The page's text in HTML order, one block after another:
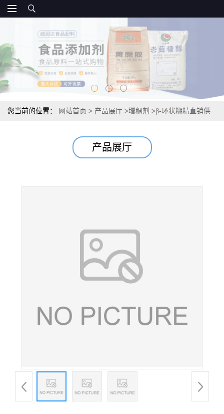
您当前的位置： 网站首页 > 产品展厅 >增稠剂 >β-环状糊精直销供
产品展厅